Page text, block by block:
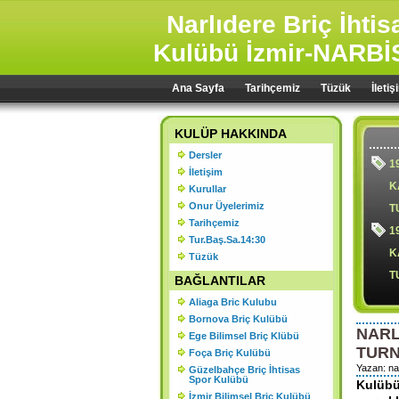
Narlıdere Briç
Kulübü İzmir-
Ana Sayfa Tarihçemiz Tüzük
Yazan:
KULÜP HAKKINDA
Dersler
İletişim
Kurullar
Onur Üyelerimiz
Tarihçemiz
Tur.Baş.Sa.14:30
Tüzük
BAĞLANTILAR
Aliaga Bric Kulubu
Bornova Briç Kulübü
Ege Bilimsel Briç Klübü
Foça Briç Kulübü
Güzelbahçe Briç İhtisas
Spor Kulübü
İzmir Bilimsel Briç Kulübü